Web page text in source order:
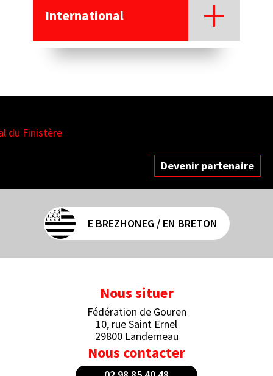
International
Devenir partenaire
E BREZHONEG / EN BRETON
Nous situer
Fédération de Gouren
10, rue Saint Ernel
29800 Landerneau
Nous contacter